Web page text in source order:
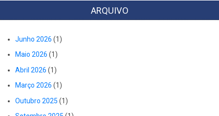
ARQUIVO
Junho 2026 (1)
Maio 2026 (1)
Abril 2026 (1)
Março 2026 (1)
Outubro 2025 (1)